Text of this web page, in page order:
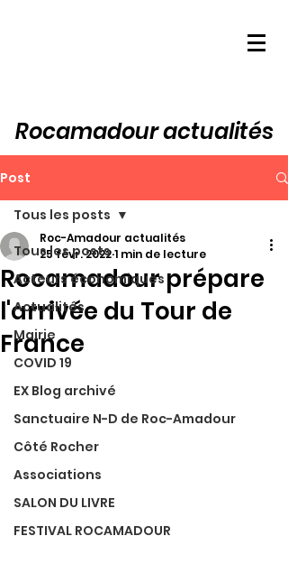
Rocamadour actualités
Post
Tous les posts
Acteurs économiques
Actualités
Mairie
COVID 19
EX Blog archivé
Sanctuaire N-D de Roc-Amadour
Côté Rocher
Associations
SALON DU LIVRE
FESTIVAL ROCAMADOUR
Tous les posts
Rocamadour prépare
l'arrivée du Tour de
France
Roc-Amadour actualités
25 févr. 20221 min de lecture